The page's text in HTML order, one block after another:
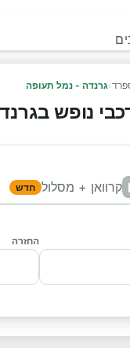
›גרנדה - נמל תעופה
נופש
קרוואן + מסלול חדש
החזרה